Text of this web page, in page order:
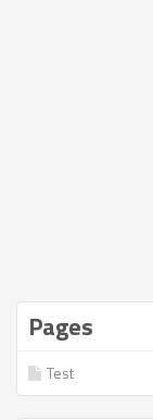
Pages
Test